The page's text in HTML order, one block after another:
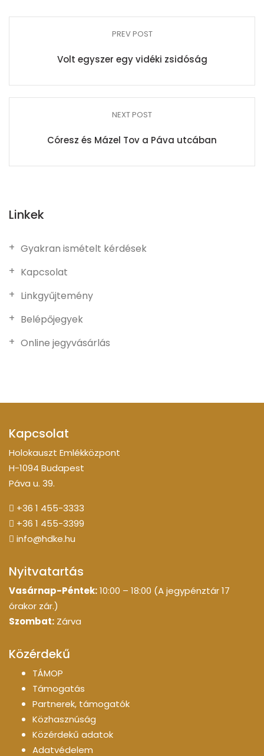
PREV POST
Volt egyszer egy vidéki zsidóság
NEXT POST
Córesz és Mázel Tov a Páva utcában
Linkek
Gyakran ismételt kérdések
Kapcsolat
Linkgyűjtemény
Belépőjegyek
Online jegyvásárlás
Kapcsolat
Holokauszt Emlékközpont
H-1094 Budapest
Páva u. 39.
+36 1 455-3333
+36 1 455-3399
info@hdke.hu
Nyitvatartás
Vasárnap-Péntek:10:00 – 18:00 (A jegypénztár 17
órakor zár.)
Szombat: Zárva
Közérdekű
TÁMOP
Támogatás
Partnerek, támogatók
Közhasznúság
Közérdekű adatok
Adatvédelem